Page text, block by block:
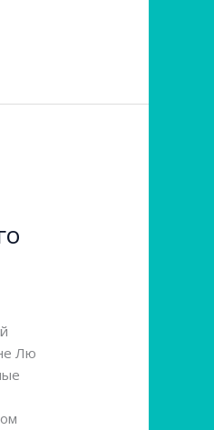
Лю